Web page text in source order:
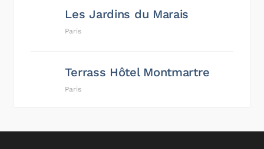
Les Jardins du Marais
Paris
Terrass Hôtel Montmartre
Paris